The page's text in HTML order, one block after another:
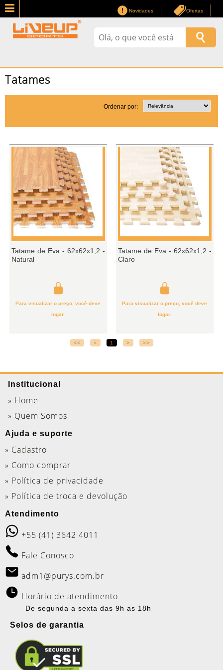
Novidades Ofertas
Tatames
Ordenar por:
Tatame de Eva - 62x62x1,2 -
Natural
Para visualizar o preço, você deve
logar.
Tatame de Eva - 62x62x1,2 -
Claro
Para visualizar o preço, você deve
logar.
<< < 1 > >>
Institucional
» Home
» Quem Somos
Ajuda e suporte
» Cadastro
» Como comprar
» Política de privacidade
» Política de troca e devolução
Atendimento
+55 (41) 3642 4011
Fale Conosco
adm1@purys.com.br
Horário de atendimento
De segunda a sexta das 9h as 18h
Selos de garantia